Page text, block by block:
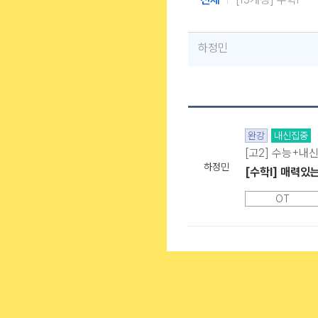
하정민
하정민
완강 내신집중
[고2] 수능+내
[수학l] 매력있
OT